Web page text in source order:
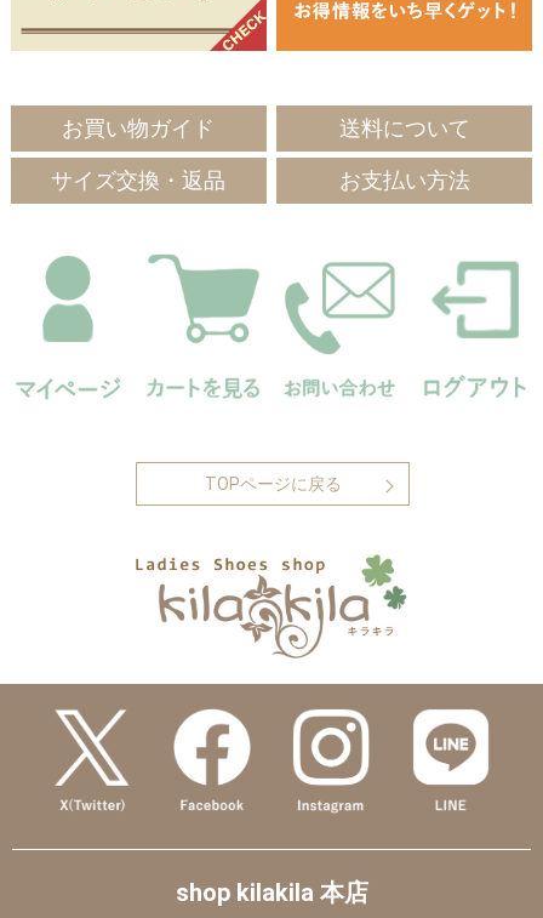
お買い物ガイド 送料について
サイズ交換・返品 お支払い方法
TOPページに戻る
shop kilakila 本店